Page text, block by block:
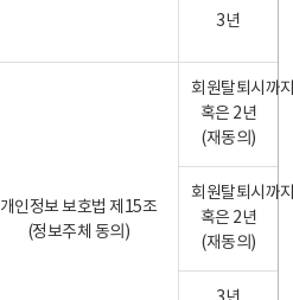
3년
개인정보 보호법 제15조
(정보주체 동의)
회원탈퇴시까
혹은 2년
(재동의)
회원탈퇴시까
혹은 2년
(재동의)